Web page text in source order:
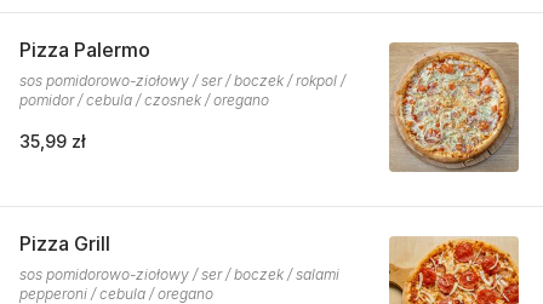
Pizza Palermo
sos pomidorowo-ziołowy / ser / boczek / rokpol /
pomidor / cebula / czosnek / oregano
35,99 zł
Pizza Grill
sos pomidorowo-ziołowy / ser / boczek / salami
pepperoni / cebula / oregano